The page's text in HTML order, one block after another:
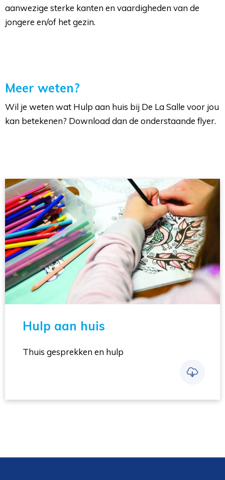
aanwezige sterke kanten en vaardigheden van de
jongere en/of het gezin.
Meer weten?
Wil je weten wat Hulp aan huis bij De La Salle voor jou
kan betekenen? Download dan de onderstaande flyer.
Hulp aan huis
Thuis gesprekken en hulp